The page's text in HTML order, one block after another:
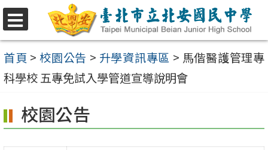
選
單
跳
至
主
要
容
區
首頁 > 校園公告 > 升學資訊專區 > 馬偕醫護管理專
科學校 五專免試入學管道宣導說明會
校園公告